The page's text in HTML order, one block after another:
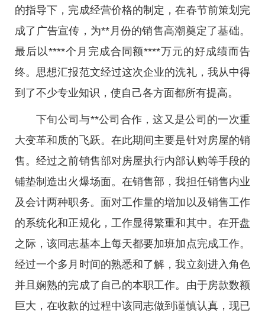
的指导下，完成经营价格的制定，在春节前策划完
成了广告宣传，为**月份的销售高潮奠定了基础。
最后以****个月完成合同额****万元的好成绩而告
终。思想汇报范文经过这次企业的洗礼，我从中得
到了不少专业知识，使自己各方面都所有提高。
下旬公司与**公司合作，这又是公司的一次重
大变革和质的飞跃。在此期间主要是针对房屋的销
售。经过之前销售部对房屋执行内部认购等手段的
铺垫制造出火爆场面。在销售部，我担任销售内业
及会计两种职务。面对工作量的增加以及销售工作
的系统化和正规化，工作显得繁重和其中。在开盘
之际，该同志基本上每天都要加班加点完成工作。
经过一个多月时间的熟悉和了解，我立刻进入角色
并且娴熟的完成了自己的本职工作。由于房款数额
巨大，在收款的过程中该同志做到谨慎认真，现已